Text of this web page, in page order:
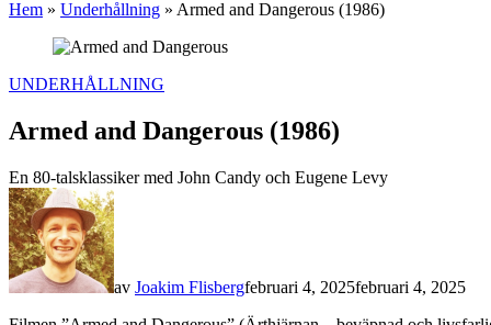
Hem » Underhållning » Armed and Dangerous (1986)
POSTED
UNDERHÅLLNING
Armed and Dangerous (1986)
En 80-talsklassiker med John Candy och Eugene Levy
av Joakim Flisbergfebruari 4, 2025februari 4, 2025